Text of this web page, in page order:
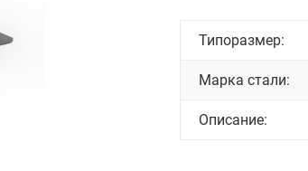
Типоразмер:
Марка стали:
Описание: